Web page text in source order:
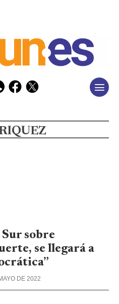
sobre
se llegará a
DE 2022